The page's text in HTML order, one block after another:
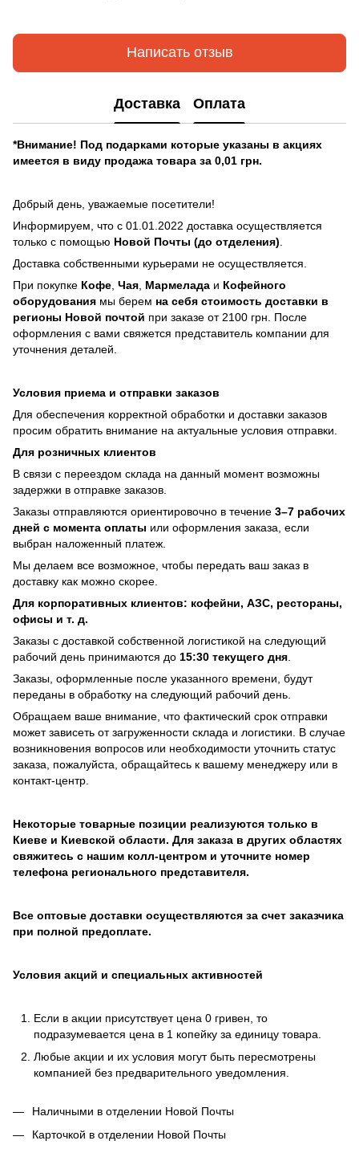
Написать отзыв
Доставка Оплата
*Внимание! Под подарками которые указаны в акциях
имеется в виду продажа товара за 0,01 грн.
Добрый день, уважаемые посетители!
Информируем, что с 01.01.2022 доставка осуществляется
только с помощью Новой Почты (до отделения)
Доставка собственными курьерами не осуществляется.
При покупке Кофе Чая Мармелада и Кофейного
оборудования мы берем на себя стоимость доставки в
регионы Новой почтой при заказе от 2100 грн. После
оформления с вами свяжется представитель компании для
уточнения деталей.
Условия приема и отправки заказов
Для обеспечения корректной обработки и доставки заказов
просим обратить внимание на актуальные условия отправки.
Для розничных клиентов
В связи с переездом склада на данный момент возможны
задержки в отправке заказов.
Заказы отправляются ориентировочно в течение 3–7 рабочих
дней с момента оплаты или оформления заказа, если
выбран наложенный платеж.
Мы делаем все возможное, чтобы передать ваш заказ в
доставку как можно скорее.
Для корпоративных клиентов: кофейни, АЗС, рестораны,
офисы и т. д.
Заказы с доставкой собственной логистикой на следующий
рабочий день принимаются до 15:30 текущего дня
Заказы, оформленные после указанного времени, будут
переданы в обработку на следующий рабочий день.
Обращаем ваше внимание, что фактический срок отправки
может зависеть от загруженности склада и логистики. В случае
возникновения вопросов или необходимости уточнить статус
заказа, пожалуйста, обращайтесь к вашему менеджеру или в
контакт-центр.
Некоторые товарные позиции реализуются только в
Киеве и Киевской области. Для заказа в других областях
свяжитесь с нашим колл-центром и уточните номер
телефона регионального представителя.
Все оптовые доставки осуществляются за счет заказчика
при полной предоплате.
Условия акций и специальных активностей
Если в акции присутствует цена 0 гривен, то
подразумевается цена в 1 копейку за единицу товара.
Любые акции и их условия могут быть пересмотрены
компанией без предварительного уведомления.
Наличными в отделении Новой Почты
Карточкой в отделении Новой Почты